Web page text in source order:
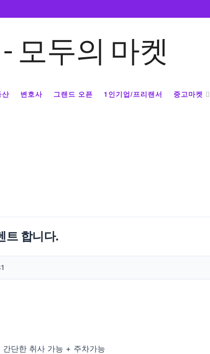
산 변호사 그랜드 오픈 1인기업/프리랜서 중고마켓
트 합니다.
단한 취사 가능 + 주차가능